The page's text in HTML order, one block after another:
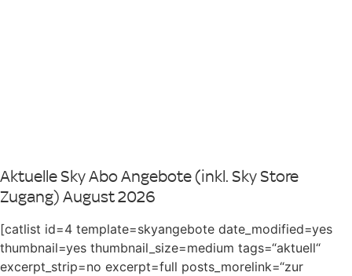
Aktuelle Sky Abo Angebote (inkl. Sky Store
Zugang) August 2026
[catlist id=4 template=skyangebote date_modified=yes
thumbnail=yes thumbnail_size=medium tags=“aktuell“
excerpt_strip=no excerpt=full posts_morelink=“zur